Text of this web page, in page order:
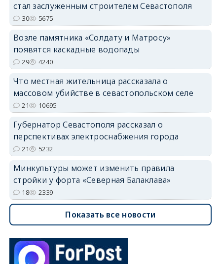
стал заслуженным строителем Севастополя
30 5675
Возле памятника «Солдату и Матросу»
появятся каскадные водопады
29 4240
Что местная жительница рассказала о
массовом убийстве в севастопольском селе
21 10695
Губернатор Севастополя рассказал о
перспективах электроснабжения города
21 5232
Минкультуры может изменить правила
стройки у форта «Северная Балаклава»
18 2339
Показать все новости